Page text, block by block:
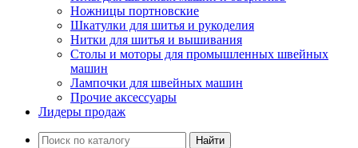
Ножницы портновские
Шкатулки для шитья и рукоделия
Нитки для шитья и вышивания
Столы и моторы для промышленных швейных
машин
Лампочки для швейных машин
Прочие аксессуары
Лидеры продаж
Найти